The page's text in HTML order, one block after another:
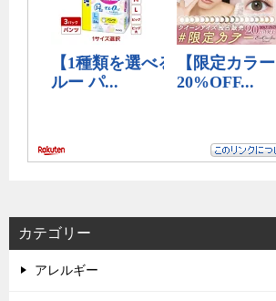
カテゴリー
アレルギー